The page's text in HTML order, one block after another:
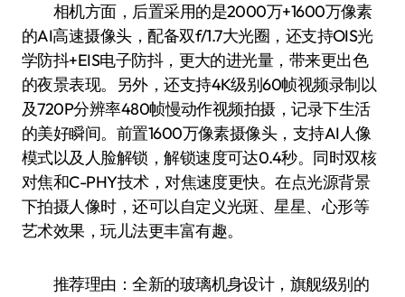
相机方面，后置采用的是2000万+1600万像素
的AI高速摄像头，配备双f/1.7大光圈，还支持OIS光
学防抖+EIS电子防抖，更大的进光量，带来更出色
的夜景表现。另外，还支持4K级别60帧视频录制以
及720P分辨率480帧慢动作视频拍摄，记录下生活
的美好瞬间。前置1600万像素摄像头，支持AI人像
模式以及人脸解锁，解锁速度可达0.4秒。同时双核
对焦和C-PHY技术，对焦速度更快。在点光源背景
下拍摄人像时，还可以自定义光斑、星星、心形等
艺术效果，玩儿法更丰富有趣。
推荐理由：全新的玻璃机身设计，旗舰级别的